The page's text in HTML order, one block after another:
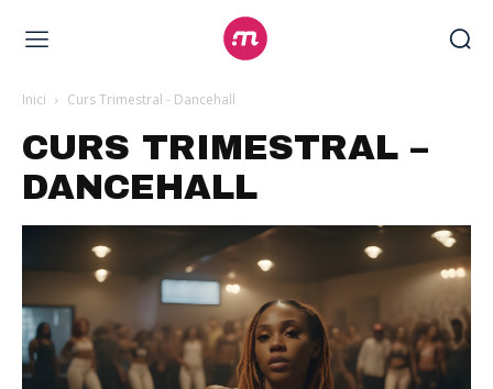
Inici Curs Trimestral - Dancehall
CURS TRIMESTRAL –
DANCEHALL